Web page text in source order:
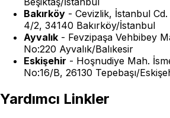
Bakırköy - Cevizlik, İstanbul
4/2, 34140 Bakırköy/İstanbul
Ayvalık - Fevzipaşa Vehbibey
No:220 Ayvalık/Balıkesir
Eskişehir - Hoşnudiye Mah.
No:16/B, 26130 Tepebaşı/
Yardımcı Linkler